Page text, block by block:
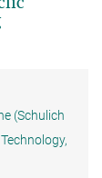
(Schulich